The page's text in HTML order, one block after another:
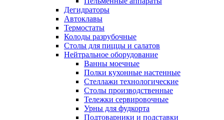
Дегидраторы
Автоклавы
Термостаты
Колоды разрубочные
Столы для пиццы и салатов
Нейтральное оборудование
Ванны моечные
Полки кухонные настенные
Стеллажи технологические
Столы производственные
Тележки сервировочные
Урны для фудкорта
Подтоварники и подставки